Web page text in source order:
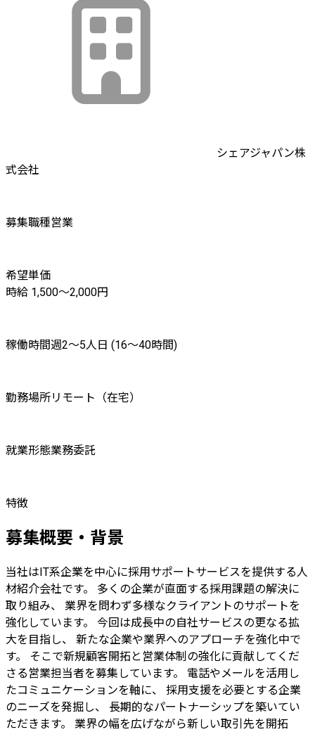
シェアジャパン株
式会社
募集職種営業
希望単価
時給 1,500〜2,000円
稼働時間週2〜5人日 (16〜40時間)
勤務場所リモート（在宅）
就業形態業務委託
特徴
募集概要・背景
当社はIT系企業を中心に採用サポートサービスを提供する人
材紹介会社です。 多くの企業が直面する採用課題の解決に
取り組み、 業界を問わず多様なクライアントのサポートを
強化しています。 今回は成長中の自社サービスの更なる拡
大を目指し、 新たな企業や業界へのアプローチを強化中で
す。 そこで新規顧客開拓と営業体制の強化に貢献してくだ
さる営業担当者を募集しています。 電話やメールを活用し
たコミュニケーションを軸に、 採用支援を必要とする企業
のニーズを発掘し、 長期的なパートナーシップを築いてい
ただきます。 業界の幅を広げながら新しい取引先を開拓